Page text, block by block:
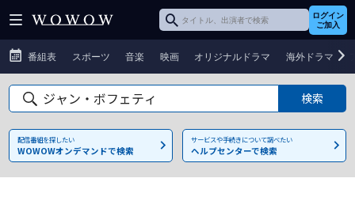
ログイン
ご加入
番組表 スポーツ 音楽 映画 オリジナルドラマ 海外ドラマ
配信番組を探したい
WOWOWオンデマンドで検索
サービスや手続きについて調べたい
ヘルプセンターで検索